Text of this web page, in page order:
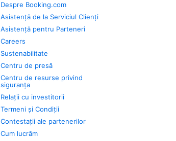
Despre Booking.com
Asistență de la Serviciul Clienți
Asistență pentru Parteneri
Careers
Sustenabilitate
Centru de presă
Centru de resurse privind
siguranța
Relații cu investitorii
Termeni și Condiții
Contestații ale partenerilor
Cum lucrăm